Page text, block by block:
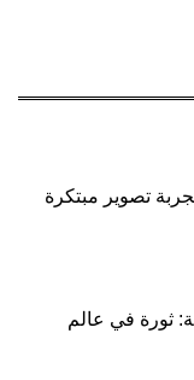
ثورة في عالم